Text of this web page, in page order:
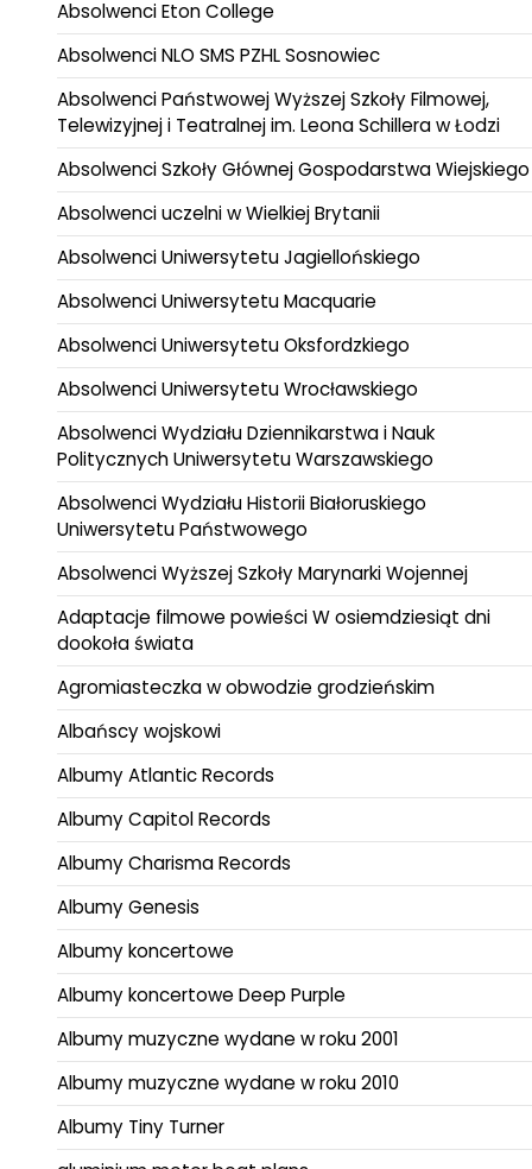
Absolwenci Eton College
Absolwenci NLO SMS PZHL Sosnowiec
Absolwenci Państwowej Wyższej Szkoły Filmowej,
Telewizyjnej i Teatralnej im. Leona Schillera w Łodzi
Absolwenci Szkoły Głównej Gospodarstwa Wiejskiego
Absolwenci uczelni w Wielkiej Brytanii
Absolwenci Uniwersytetu Jagiellońskiego
Absolwenci Uniwersytetu Macquarie
Absolwenci Uniwersytetu Oksfordzkiego
Absolwenci Uniwersytetu Wrocławskiego
Absolwenci Wydziału Dziennikarstwa i Nauk
Politycznych Uniwersytetu Warszawskiego
Absolwenci Wydziału Historii Białoruskiego
Uniwersytetu Państwowego
Absolwenci Wyższej Szkoły Marynarki Wojennej
Adaptacje filmowe powieści W osiemdziesiąt dni
dookoła świata
Agromiasteczka w obwodzie grodzieńskim
Albańscy wojskowi
Albumy Atlantic Records
Albumy Capitol Records
Albumy Charisma Records
Albumy Genesis
Albumy koncertowe
Albumy koncertowe Deep Purple
Albumy muzyczne wydane w roku 2001
Albumy muzyczne wydane w roku 2010
Albumy Tiny Turner